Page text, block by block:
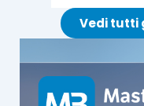
Vedi tutti